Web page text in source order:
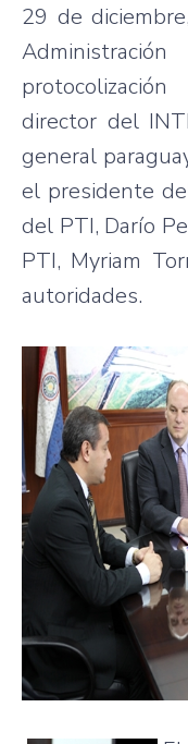
29 de
director del
general
el presidente
del PTI, Darío
PTI, Myriam
autoridades.